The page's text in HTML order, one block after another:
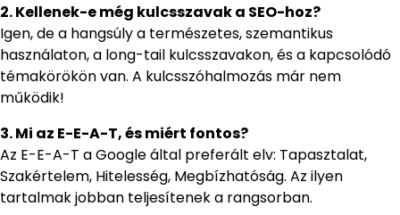
2. Kellenek-e még kulcsszavak a SEO-hoz?
Igen, de a hangsúly a természetes, szemantikus
használaton, a long-tail kulcsszavakon, és a kapcsolódó
témakörökön van. A kulcsszóhalmozás már nem
működik!
3. Mi az E-E-A-T, és miért fontos?
Az E-E-A-T a Google által preferált elv: Tapasztalat,
Szakértelem, Hitelesség, Megbízhatóság. Az ilyen
tartalmak jobban teljesítenek a rangsorban.